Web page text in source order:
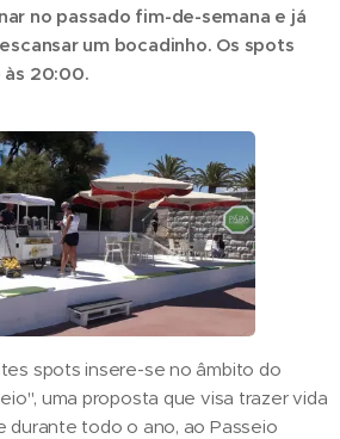
no passado fim-de-semana e já
um bocadinho. Os spots
às 20:00.
spots insere-se no âmbito do
uma proposta que visa trazer vida
durante todo o ano, ao Passeio